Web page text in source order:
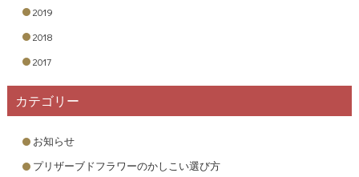
2019
2018
2017
カテゴリー
お知らせ
プリザーブドフラワーのかしこい選び方